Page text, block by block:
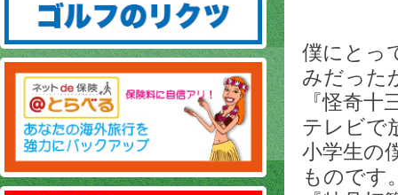
僕にとっ
みだった
『怪奇
テレビで
小学生の
ものです